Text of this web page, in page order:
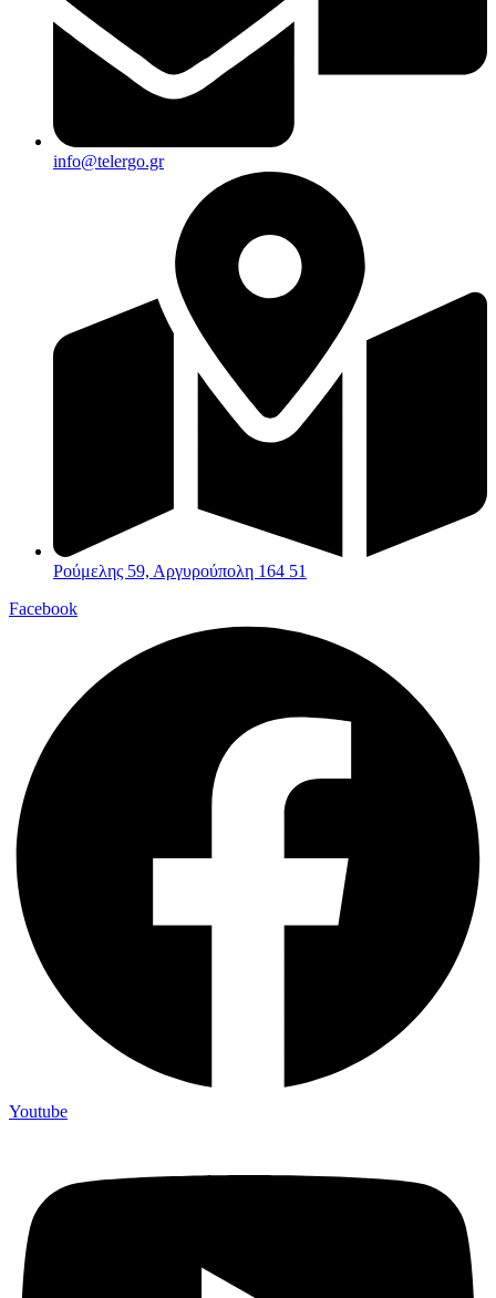
info@telergo.gr
Ρούμελης 59, Αργυρούπολη 164 51
Facebook
Youtube